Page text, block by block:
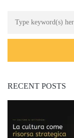
RECENT POSTS